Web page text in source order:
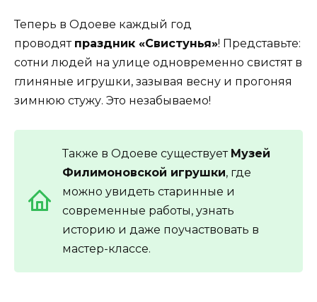
Теперь в Одоеве каждый год
проводят праздник «Свистунья»! Представьте:
сотни людей на улице одновременно свистят в
глиняные игрушки, зазывая весну и прогоняя
зимнюю стужу. Это незабываемо!
Также в Одоеве существует Музей
Филимоновской игрушки, где
можно увидеть старинные и
современные работы, узнать
историю и даже поучаствовать в
мастер-классе.